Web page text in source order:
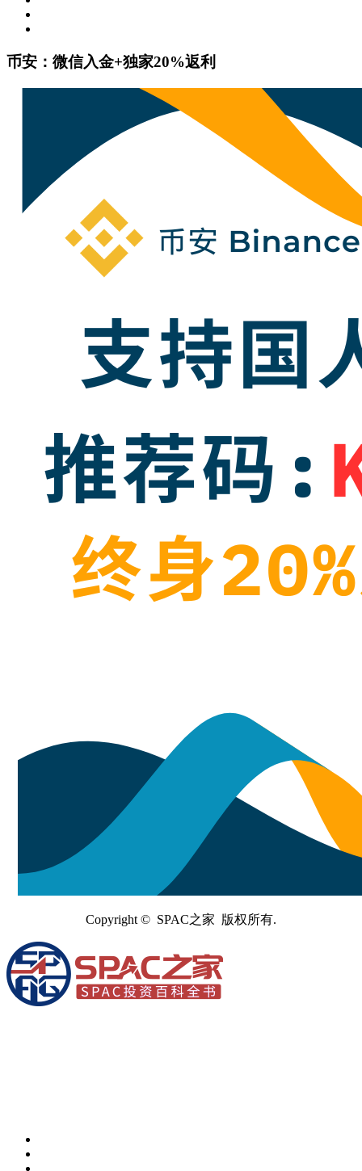
币安：微信入金+独家20%返利
Copyright © SPAC之家 版权所有.